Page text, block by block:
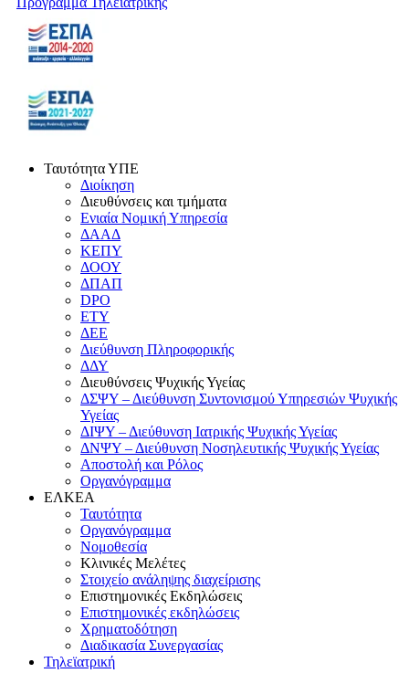
Ταυτότητα ΥΠΕ
Διοίκηση
Διευθύνσεις και τμήματα
Ενιαία Νομική Υπηρεσία
ΔΑΑΔ
ΚΕΠΥ
ΔΟΟΥ
ΔΠΑΠ
DPO
ΕΤΥ
ΔΕΕ
Διεύθυνση Πληροφορικής
ΔΔΥ
Διευθύνσεις Ψυχικής Υγείας
ΔΣΨΥ – Διεύθυνση Συντονισμού Υπηρεσιών Ψυχικής
Υγείας
ΔΙΨΥ – Διεύθυνση Ιατρικής Ψυχικής Υγείας
ΔΝΨΥ – Διεύθυνση Νοσηλευτικής Ψυχικής Υγείας
Αποστολή και Ρόλος
Οργανόγραμμα
ΕΛΚΕΑ
Ταυτότητα
Οργανόγραμμα
Νομοθεσία
Κλινικές Μελέτες
Στοιχείο ανάληψης διαχείρισης
Επιστημονικές Εκδηλώσεις
Επιστημονικές εκδηλώσεις
Χρηματοδότηση
Διαδικασία Συνεργασίας
Τηλεϊατρική